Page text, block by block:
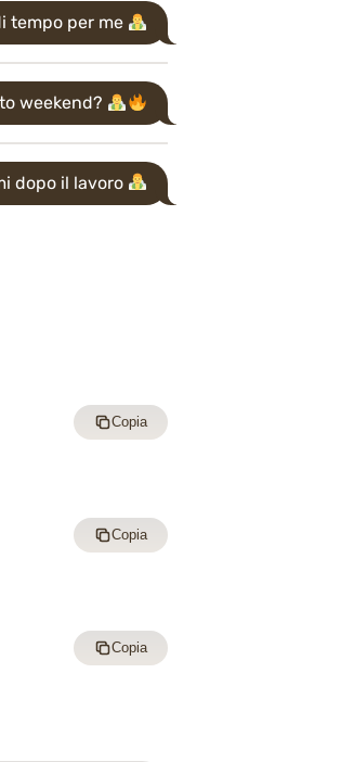
tempo per me
weekend?
dopo il lavoro
Copia
Copia
Copia